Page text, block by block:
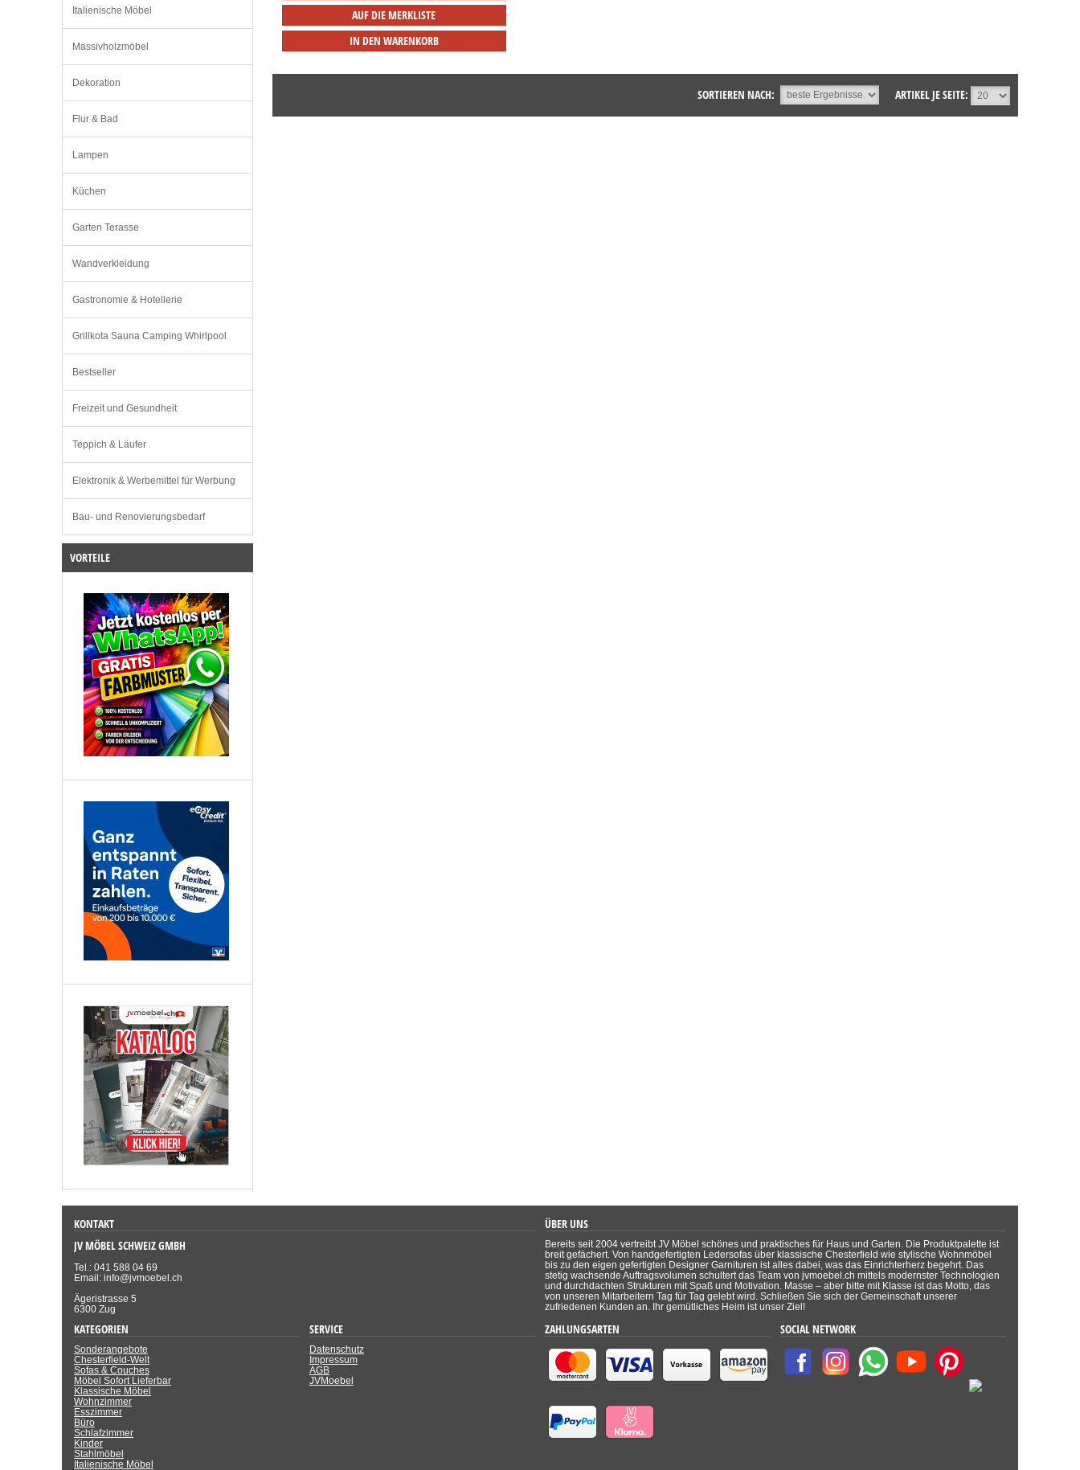
AUF DIE MERKLISTE
IN DEN WARENKORB
ARTIKEL JE SEITE:
SORTIEREN NACH:
Italienische Möbel
Massivholzmöbel
Dekoration
Flur & Bad
Lampen
Küchen
Garten Terasse
Wandverkleidung
Gastronomie & Hotellerie
Grillkota Sauna Camping Whirlpool
Bestseller
Freizeit und Gesundheit
Teppich & Läufer
Elektronik & Werbemittel für Werbung
Bau- und Renovierungsbedarf
VORTEILE
KONTAKT
JV MÖBEL SCHWEIZ GMBH
Tel.: 041 588 04 69
Email: info@jvmoebel.ch
Ägeristrasse 5
6300 Zug
ÜBER UNS
Bereits seit 2004 vertreibt JV Möbel schönes und praktisches für Haus und Garten. Die Produktpalette ist
breit gefächert. Von handgefertigten Ledersofas über klassische Chesterfield wie stylische Wohnmöbel
bis zu den eigen gefertigten Designer Garnituren ist alles dabei, was das Einrichterherz begehrt. Das
stetig wachsende Auftragsvolumen schultert das Team von jvmoebel.ch mittels modernster Technologien
und durchdachten Strukturen mit Spaß und Motivation. Masse – aber bitte mit Klasse ist das Motto, das
von unseren Mitarbeitern Tag für Tag gelebt wird. Schließen Sie sich der Gemeinschaft unserer
zufriedenen Kunden an. Ihr gemütliches Heim ist unser Ziel!
KATEGORIEN
Sonderangebote
Chesterfield-Welt
Sofas & Couches
Möbel Sofort Lieferbar
Klassische Möbel
Wohnzimmer
Esszimmer
Büro
Schlafzimmer
Kinder
Stahlmöbel
Italienische Möbel
SERVICE
Datenschutz
Impressum
AGB
JVMoebel
ZAHLUNGSARTEN SOCIAL NETWORK